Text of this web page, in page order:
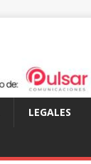
LEGALES